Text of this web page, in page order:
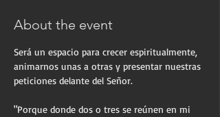
About the event
Será un espacio para crecer espiritualmente,
animarnos unas a otras y presentar nuestras
peticiones delante del Señor.
"Porque donde dos o tres se reúnen en mi